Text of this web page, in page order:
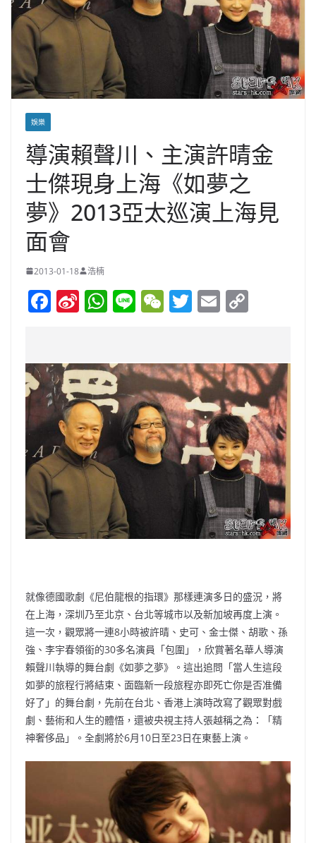
娛樂
導演賴聲川、主演許晴金
士傑現身上海《如夢之
夢》2013亞太巡演上海見
面會
2013-01-18 浩楠
F
e
b
o
o
k
Si
W
ei
b
o
W
s
A
p
Li W
h
at
T
er
E
l y
Li
n
k
就像德國歌劇《尼伯龍根的指環》那樣連演多日的盛況，將
在上海，深圳乃至北京、台北等城市以及新加坡再度上演。
這一次，觀眾將一連8小時被許晴、史可、金士傑、胡歌、孫
強、李宇春領銜的30多名演員「包圍」，欣賞著名華人導演
賴聲川執導的舞台劇《如夢之夢》。這出追問「當人生這段
如夢的旅程行將結束、面臨新一段旅程亦即死亡你是否准備
好了」的舞台劇，先前在台北、香港上演時改寫了觀眾對戲
劇、藝術和人生的體悟，還被央視主持人張越稱之為：「精
神奢侈品」。全劇將於6月10日至23日在東藝上演。